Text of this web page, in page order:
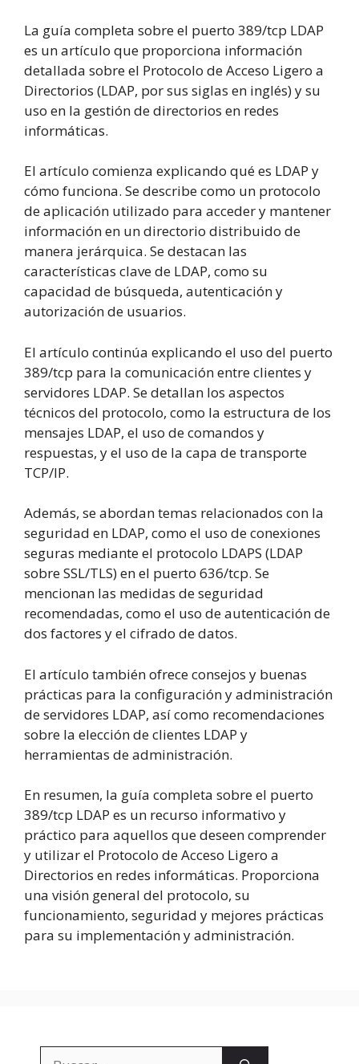
La guía completa sobre el puerto 389/tcp LDAP
es un artículo que proporciona información
detallada sobre el Protocolo de Acceso Ligero a
Directorios (LDAP, por sus siglas en inglés) y su
uso en la gestión de directorios en redes
informáticas.
El artículo comienza explicando qué es LDAP y
cómo funciona. Se describe como un protocolo
de aplicación utilizado para acceder y mantener
información en un directorio distribuido de
manera jerárquica. Se destacan las
características clave de LDAP, como su
capacidad de búsqueda, autenticación y
autorización de usuarios.
El artículo continúa explicando el uso del puerto
389/tcp para la comunicación entre clientes y
servidores LDAP. Se detallan los aspectos
técnicos del protocolo, como la estructura de los
mensajes LDAP, el uso de comandos y
respuestas, y el uso de la capa de transporte
TCP/IP.
Además, se abordan temas relacionados con la
seguridad en LDAP, como el uso de conexiones
seguras mediante el protocolo LDAPS (LDAP
sobre SSL/TLS) en el puerto 636/tcp. Se
mencionan las medidas de seguridad
recomendadas, como el uso de autenticación de
dos factores y el cifrado de datos.
El artículo también ofrece consejos y buenas
prácticas para la configuración y administración
de servidores LDAP, así como recomendaciones
sobre la elección de clientes LDAP y
herramientas de administración.
En resumen, la guía completa sobre el puerto
389/tcp LDAP es un recurso informativo y
práctico para aquellos que deseen comprender
y utilizar el Protocolo de Acceso Ligero a
Directorios en redes informáticas. Proporciona
una visión general del protocolo, su
funcionamiento, seguridad y mejores prácticas
para su implementación y administración.